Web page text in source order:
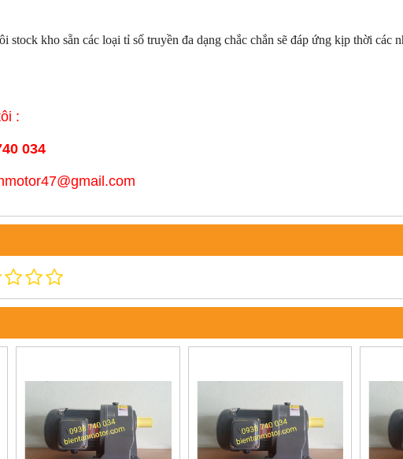
stock kho sẵn các loại tỉ số truyền đa dạng chắc chắn sẽ đáp ứng kịp thời các
:
034